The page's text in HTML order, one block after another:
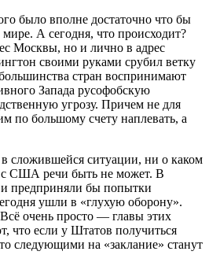
было вполне достаточно что бы
А сегодня, что происходит?
Москвы, но и лично в адрес
своими руками срубил ветку
стран воспринимают
Запада русофобскую
угрозу. Причем не для
по большому счету наплевать, а
сложившейся ситуации, ни о каком
с США речи быть не может. В
предприняли бы попытки
ушли в «глухую оборону».
очень просто — главы этих
что если у Штатов получиться
следующими на «заклание» станут